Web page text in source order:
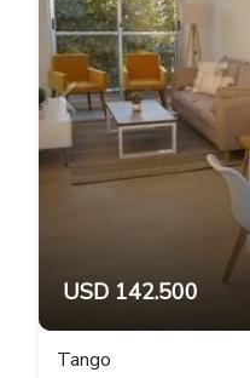
USD 142.500
Tango